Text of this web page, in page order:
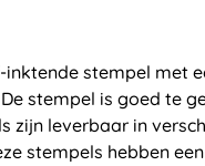
inktende stempel met
stempel is goed te
zijn leverbaar in
stempels hebben